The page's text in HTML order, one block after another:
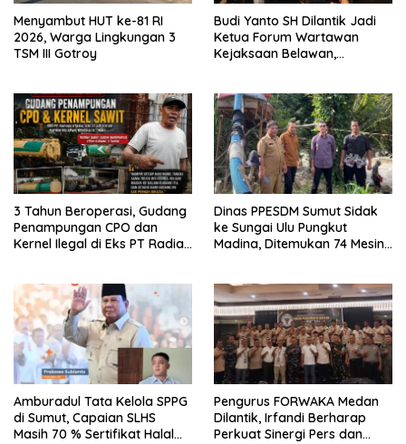
Menyambut HUT ke-81 RI
2026, Warga Lingkungan 3
TSM III Gotroy
Budi Yanto SH Dilantik Jadi
Ketua Forum Wartawan
Kejaksaan Belawan,
Pendampingan Hukum dan
Ekomoni Semua Anggota
3 Tahun Beroperasi, Gudang
Penampungan CPO dan
Kernel Ilegal di Eks PT Radian
Dinas PPESDM Sumut Sidak
ke Sungai Ulu Pungkut
Madina, Ditemukan 74 Mesin
Rusak
Amburadul Tata Kelola SPPG
di Sumut, Capaian SLHS
Masih 70 % Sertifikat Halal
Pengurus FORWAKA Medan
Dilantik, Irfandi Berharap
Perkuat Sinergi Pers dan